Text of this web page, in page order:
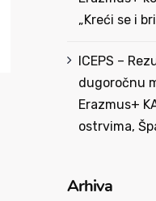
„Kreći se i
ICEPS –
dugoročnu
Erazmus+
ostrvima,
Arhiva